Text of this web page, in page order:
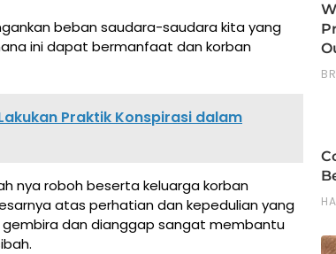
beban saudara-saudara kita yang
ini dapat bermanfaat dan korban
Praktik Konspirasi dalam
nya roboh beserta keluarga korban
atas perhatian dan kepedulian yang
gembira dan dianggap sangat membantu